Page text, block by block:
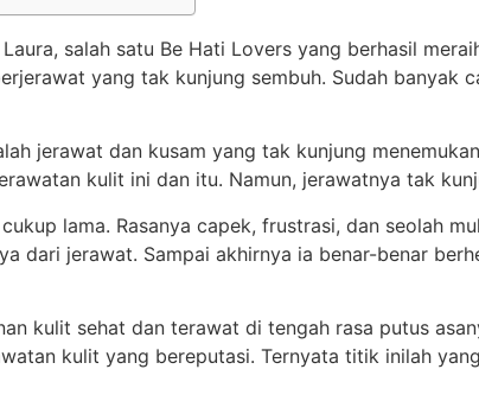
salah satu Be Hati Lovers yang berhasil
yang tak kunjung sembuh. Sudah banyak
jerawat dan kusam yang tak kunjung
kulit ini dan itu. Namun, jerawatnya tak
lama. Rasanya capek, frustrasi, dan seolah
dari jerawat. Sampai akhirnya ia benar-benar
kulit sehat dan terawat di tengah rasa putus
kulit yang bereputasi. Ternyata titik inilah